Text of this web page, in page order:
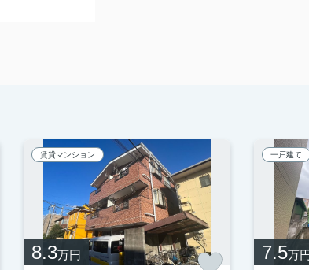
賃貸マンション
8.3万円
一戸建て
7.5万